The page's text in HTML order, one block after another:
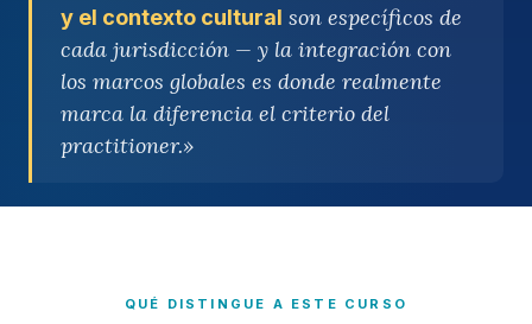
y el contexto cultural son específicos de
cada jurisdicción — y la integración con
los marcos globales es donde realmente
marca la diferencia el criterio del
practitioner.»
QUÉ DISTINGUE A ESTE CURSO